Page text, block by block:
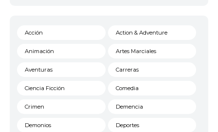
Acción Action & Adventure
Animación Artes Marciales
Aventuras Carreras
Ciencia Ficción Comedia
Crimen Demencia
Demonios Deportes